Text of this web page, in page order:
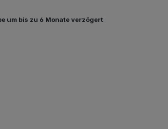
um bis zu 6 Monate verzögert.